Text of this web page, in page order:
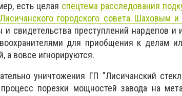
есть целая спецтема расследования
городского совета Шаховым
и свидетельства преступлений нардепов и
для приобщения к делам
а вовсе игнорируются.
уничтожения ГП "Лисичанский
порезки мощностей завода на